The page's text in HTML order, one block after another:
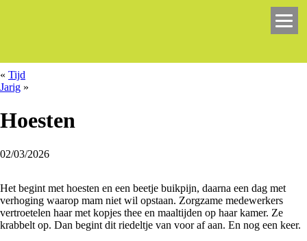
« Tijd
Jarig »
Hoesten
02/03/2026
Het begint met hoesten en een beetje buikpijn, daarna een dag met
verhoging waarop mam niet wil opstaan. Zorgzame medewerkers
vertroetelen haar met kopjes thee en maaltijden op haar kamer. Ze
krabbelt op. Dan begint dit riedeltje van voor af aan. En nog een keer.